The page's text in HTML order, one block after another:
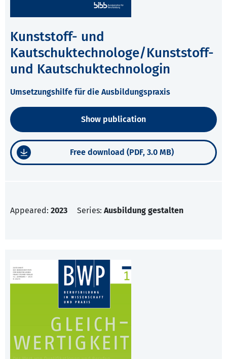
Kunststoff- und
Kautschuktechnologe/Kunststoff-
und Kautschuktechnologin
Umsetzungshilfe für die Ausbildungspraxis
Show publication
Free download (PDF, 3.0 MB)
Appeared: 2023 Series: Ausbildung gestalten